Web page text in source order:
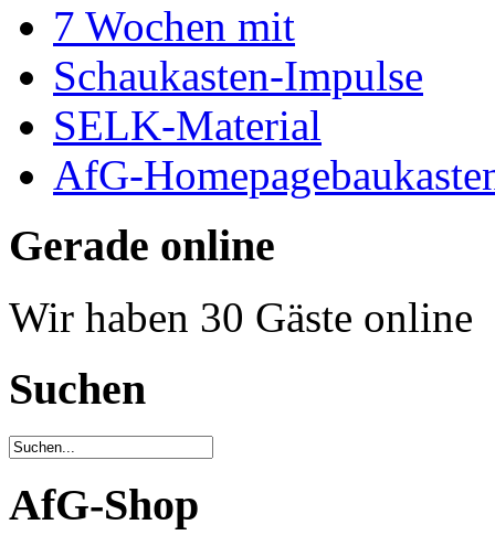
7 Wochen mit
Schaukasten-Impulse
SELK-Material
AfG-
Gerade online
Wir haben 30 Gäste online
Suchen
AfG-Shop